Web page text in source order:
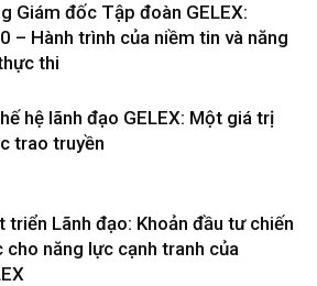
Giám đốc Tập đoàn GELEX:
– Hành trình của niềm tin và năng
thi
hệ lãnh đạo GELEX: Một giá trị
trao truyền
triển Lãnh đạo: Khoản đầu tư chiến
cho năng lực cạnh tranh của